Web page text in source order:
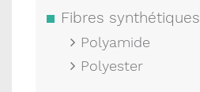
Fibres synthétiques
Polyamide
Polyester